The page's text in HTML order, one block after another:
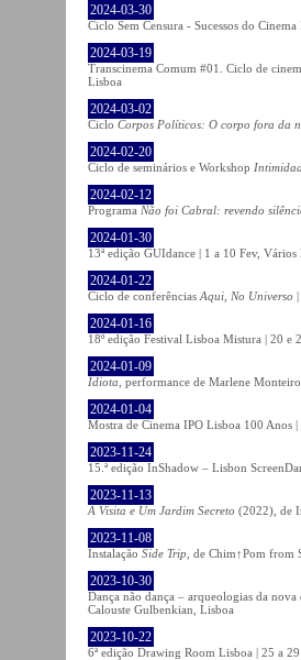
2024-03-30
Ciclo Sem Censura - Sucessos do
2024-03-19
Transcinema Comum #01. Ciclo de
Lisboa
2024-03-02
Ciclo Corpos Políticos: O corpo fora da
2024-02-20
Ciclo de seminários e Workshop
2024-02-12
Programa Não foi Cabral: revendo
2024-01-30
13ª edição GUIdance | 1 a 10 Fev, Vários
2024-01-22
Ciclo de conferências Aqui, No Universo
2024-01-16
18º edição Festival Lisboa Mistura | 20 e
2024-01-09
Idiota , performance de Marlene
2024-01-04
Mostra de Cinema IPO Lisboa 100 Anos
2023-11-24
15.ª edição InShadow – Lisbon
2023-11-13
A Visita e Um Jardim Secreto (2022), de
2023-11-08
Instalação Side Trip , de Chim↑Pom
2023-10-30
Dança não dança – arqueologias da
Calouste Gulbenkian, Lisboa
2023-10-22
6ª edição Drawing Room Lisboa | 25 a